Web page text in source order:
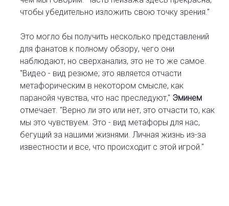
чтобы убедительно изложить свою точку зрения."
Это могло бы получить несколько представлений
для фанатов к полному обзору, чего они
наблюдают, но сверханализ, это не то же самое.
"Видео - вид резюме; это является отчасти
метафорическим в некотором смысле, как
паранойя чувства, что нас преследуют," Эминем
отмечает. "Верно ли это или нет, это отчасти то, как
мы это чувствуем. Это - вид метафоры для нас,
бегущий за нашими жизнями. Личная жизнь из-за
известности и все, что происходит с этой игрой."